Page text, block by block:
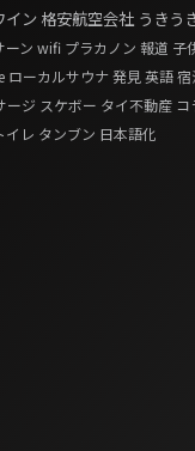
イン格安航空会社 うきう
ーン wifi プラカノン 報道 子
ローカルサウナ発見英語宿
ージ スケボー タイ不動産 コ
イレ タンブン 日本語化